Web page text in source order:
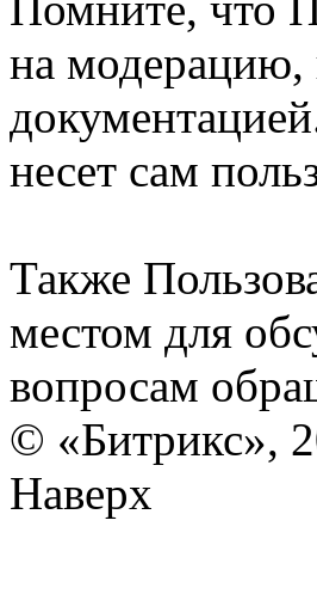
на модерацию,
несет сам
Также
местом для
вопросам
© «Битрикс»,
Наверх